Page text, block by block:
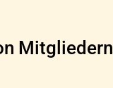
Mitgliedern